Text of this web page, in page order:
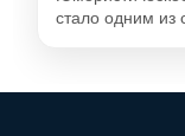
стало одним